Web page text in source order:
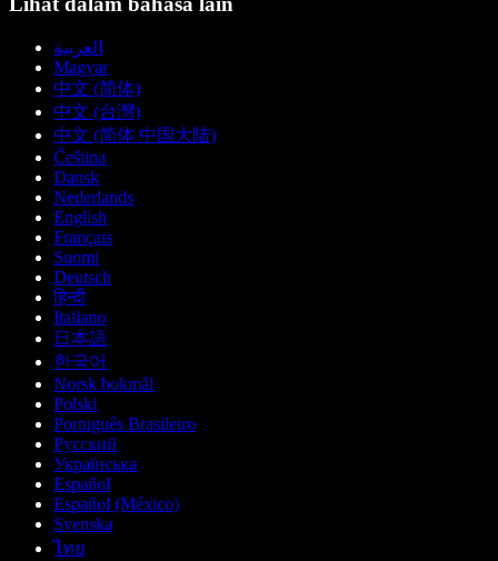
العربية
Magyar
中文 (简体)
中文 (台灣)
中文 (简体 中国大陆)
Čeština
Dansk
Nederlands
English
Français
Suomi
Deutsch
हिन्दी
Italiano
日本語
한국어
Norsk bokmål
Polski
Português Brasileiro
Русский
Українська
Español
Español (México)
Svenska
ไทย